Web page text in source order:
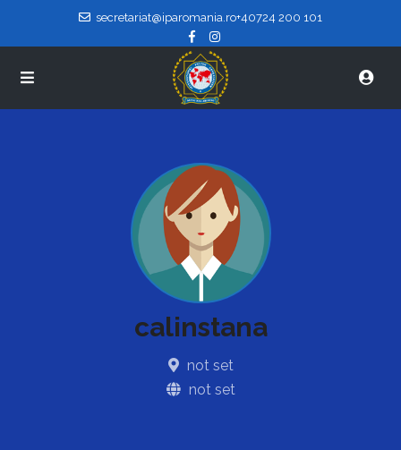
secretariat@iparomania.ro+40724 200 101
calinstana
not set
not set